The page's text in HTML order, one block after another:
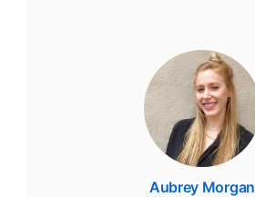
Aubrey Morgan